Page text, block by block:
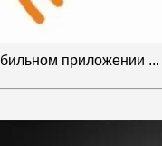
приложении ...